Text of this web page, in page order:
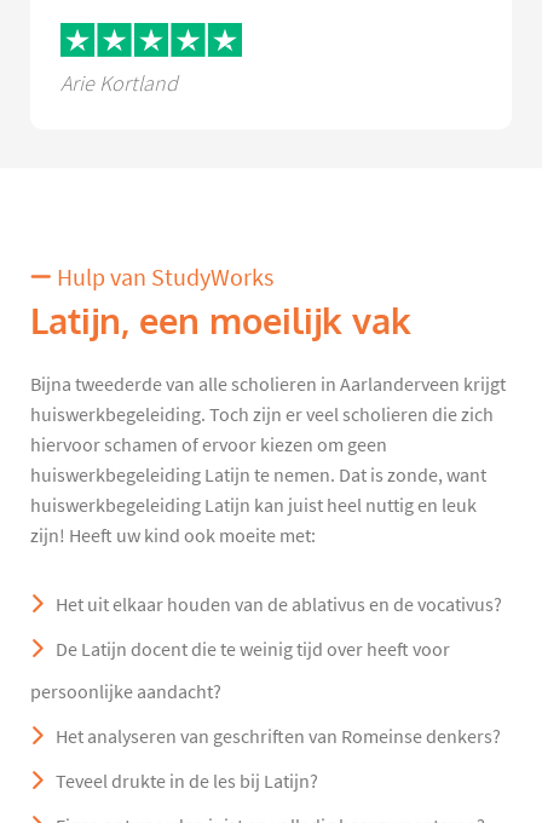
Arie Kortland
Hulp van StudyWorks
Latijn, een moeilijk vak
Bijna tweederde van alle scholieren in Aarlanderveen krijgt
huiswerkbegeleiding. Toch zijn er veel scholieren die zich
hiervoor schamen of ervoor kiezen om geen
huiswerkbegeleiding Latijn te nemen. Dat is zonde, want
huiswerkbegeleiding Latijn kan juist heel nuttig en leuk
zijn! Heeft uw kind ook moeite met:
Het uit elkaar houden van de ablativus en de vocativus?
De Latijn docent die te weinig tijd over heeft voor
persoonlijke aandacht?
Het analyseren van geschriften van Romeinse denkers?
Teveel drukte in de les bij Latijn?